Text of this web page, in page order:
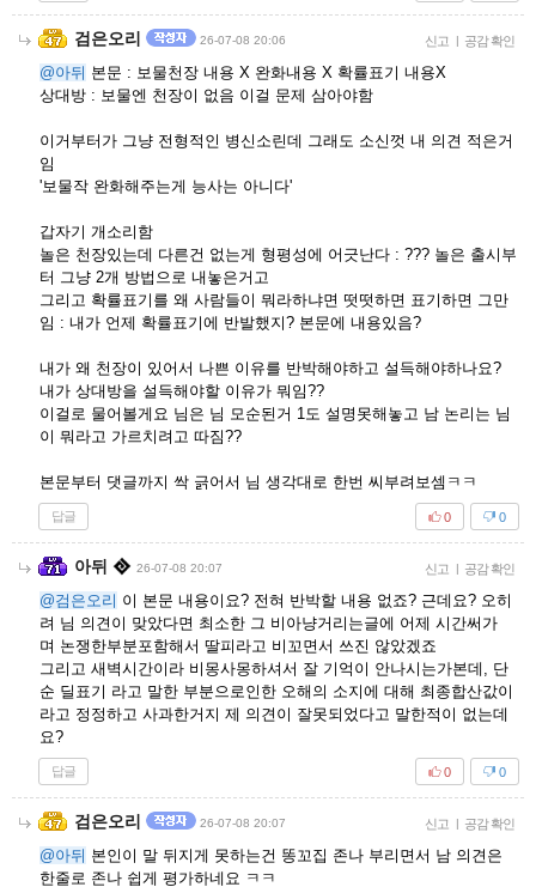
검은오리 26-07-08 20:06 신고 | 공감 확인
@아뒤 본문 : 보물천장 내용 X 완화내용 X 확률표기 내용X
상대방 : 보물엔 천장이 없음 이걸 문제 삼아야함
이거부터가 그냥 전형적인 병신소린데 그래도 소신껏 내 의견 적은거
임
'보물작 완화해주는게 능사는 아니다'
갑자기 개소리함
놀은 천장있는데 다른건 없는게 형평성에 어긋난다 : ??? 놀은 출시부
터 그냥 2개 방법으로 내놓은거고
그리고 확률표기를 왜 사람들이 뭐라하냐면 떳떳하면 표기하면 그만
임 : 내가 언제 확률표기에 반발했지? 본문에 내용있음?
내가 왜 천장이 있어서 나쁜 이유를 반박해야하고 설득해야하나요?
내가 상대방을 설득해야할 이유가 뭐임??
이걸로 물어볼게요 님은 님 모순된거 1도 설명못해놓고 남 논리는 님
이 뭐라고 가르치려고 따짐??
본문부터 댓글까지 싹 긁어서 님 생각대로 한번 씨부려보셈ㅋㅋ
답글 0
0
아뒤 26-07-08 20:07 신고 | 공감 확인
@검은오리 이 본문 내용이요? 전혀 반박할 내용 없죠? 근데요? 오히
려 님 의견이 맞았다면 최소한 그 비아냥거리는글에 어제 시간써가
며 논쟁한부분포함해서 딸피라고 비꼬면서 쓰진 않았겠죠
그리고 새벽시간이라 비몽사몽하셔서 잘 기억이 안나시는가본데, 단
순 딜표기 라고 말한 부분으로인한 오해의 소지에 대해 최종합산값이
라고 정정하고 사과한거지 제 의견이 잘못되었다고 말한적이 없는데
요?
답글 0
0
검은오리 26-07-08 20:07 신고 | 공감 확인
@아뒤 본인이 말 뒤지게 못하는건 똥꼬집 존나 부리면서 남 의견은
한줄로 존나 쉽게 평가하네요 ㅋㅋ